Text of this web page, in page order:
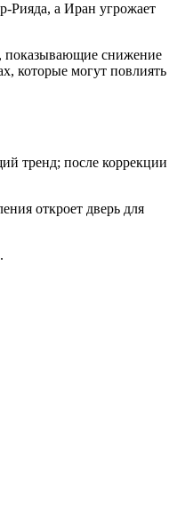
Рияда, а Иран угрожает
показывающие снижение
которые могут повлиять
тренд; после коррекции
откроет дверь для